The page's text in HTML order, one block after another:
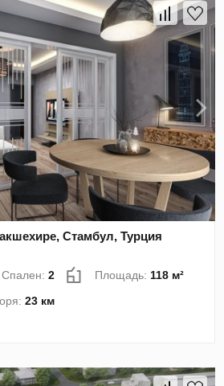
Стамбул, Турция
Спален:2 Площадь: 118 м²
23 км